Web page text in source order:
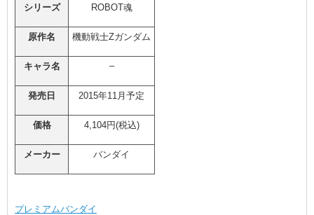
シリーズ ROBOT魂
原作名 機動戦士Zガンダム
キャラ名 –
発売日 2015年11月予定
価格 4,104円(税込)
メーカー バンダイ
プレミアムバンダイ